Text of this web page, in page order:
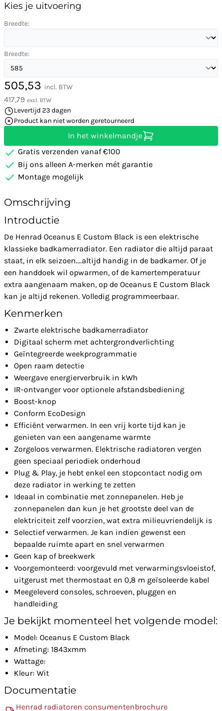
Kies je uitvoering
Breedte:
Breedte:
505,53 incl. BTW
417,79 excl. BTW
Levertijd 23 dagen
Product kan niet worden geretourneerd
In het winkelmandje
Gratis verzenden vanaf €100
Bij ons alleen A-merken mét garantie
Montage mogelijk
Omschrijving
Introductie
De Henrad Oceanus E Custom Black is een elektrische
klassieke badkamerradiator. Een radiator die altijd paraat
staat, in elk seizoen....altijd handig in de badkamer. Of je
een handdoek wil opwarmen, of de kamertemperatuur
extra aangenaam maken, op de Oceanus E Custom Black
kan je altijd rekenen. Volledig programmeerbaar.
Kenmerken
Zwarte elektrische badkamerradiator
Digitaal scherm met achtergrondverlichting
Geïntegreerde weekprogrammatie
Open raam detectie
Weergave energierverbruik in kWh
IR-ontvanger voor optionele afstandsbediening
Boost-knop
Conform EcoDesign
Efficiënt verwarmen. In een vrij korte tijd kan je
genieten van een aangename warmte
Zorgeloos verwarmen. Elektrische radiatoren vergen
geen speciaal periodiek onderhoud
Plug & Play, je hebt enkel een stopcontact nodig om
deze radiator in werking te zetten
Ideaal in combinatie met zonnepanelen. Heb je
zonnepanelen dan kun je het grootste deel van de
elektriciteit zelf voorzien, wat extra milieuvriendelijk is
Selectief verwarmen. Je kan indien gewenst een
bepaalde ruimte apart en snel verwarmen
Geen kap of breekwerk
Voorgemonteerd: voorgevuld met verwarmingsvloeistof,
uitgerust met thermostaat en 0,8 m geïsoleerde kabel
Meegeleverd consoles, schroeven, pluggen en
handleiding
Je bekijkt momenteel het volgende model:
Model: Oceanus E Custom Black
Afmeting: 1843xmm
Wattage:
Kleur: Wit
Documentatie
Henrad radiatoren consumentenbrochure